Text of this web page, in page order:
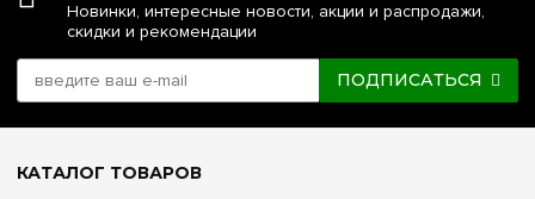
Новинки, интересные новости, акции и распродажи,
скидки и рекомендации
ПОДПИСАТЬСЯ
КАТАЛОГ ТОВАРОВ